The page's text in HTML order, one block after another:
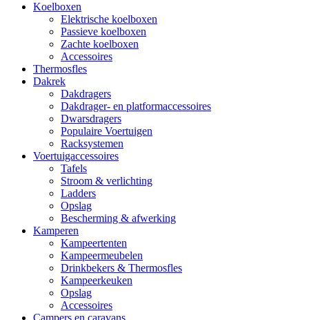
Koelboxen
Elektrische koelboxen
Passieve koelboxen
Zachte koelboxen
Accessoires
Thermosfles
Dakrek
Dakdragers
Dakdrager- en platformaccessoires
Dwarsdragers
Populaire Voertuigen
Racksystemen
Voertuigaccessoires
Tafels
Stroom & verlichting
Ladders
Opslag
Bescherming & afwerking
Kamperen
Kampeertenten
Kampeermeubelen
Drinkbekers & Thermosfles
Kampeerkeuken
Opslag
Accessoires